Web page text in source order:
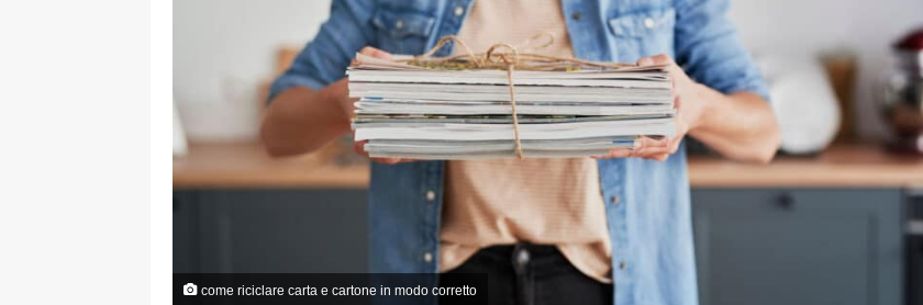
come riciclare carta e cartone in modo corretto